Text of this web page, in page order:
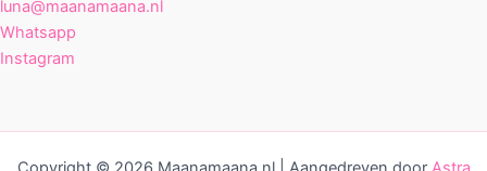
luna@maanamaana.nl
Whatsapp
Instagram